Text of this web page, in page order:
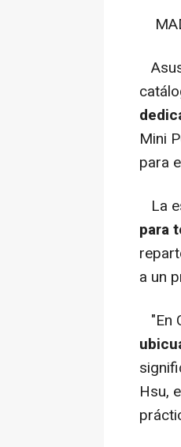
Mini
para
La
para
a un
"En
Hsu,